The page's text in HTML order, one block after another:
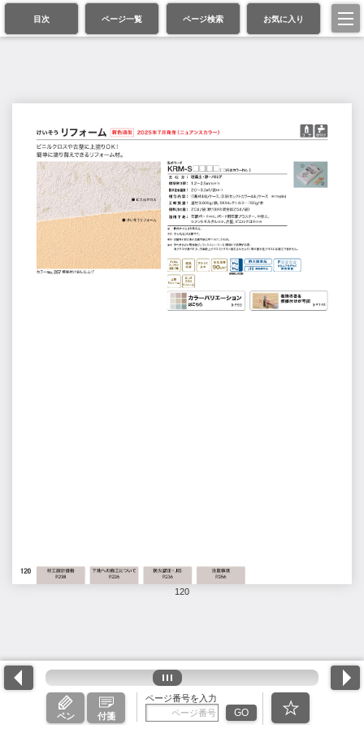
目次 ページ一覧 ページ検索 お気に入り
120
ペン 付箋
ページ番号を入力
GO